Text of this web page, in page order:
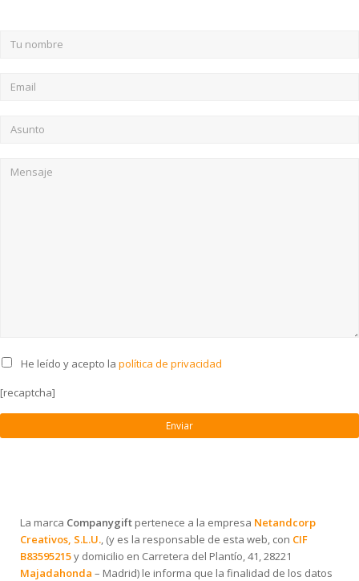
He leído y acepto la política de privacidad
[recaptcha]
La marca Companygift pertenece a la empresa Netandcorp
Creativos, S.L.U., (y es la responsable de esta web, con CIF
B83595215y domicilio en Carretera del Plantío, 41, 28221
Majadahonda – Madrid) le informa que la finalidad de los datos